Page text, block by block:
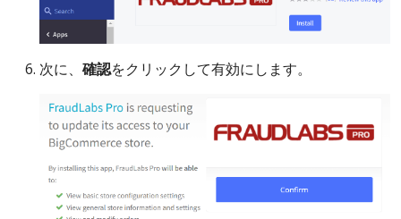
次に、 確認をクリックして有効にします。